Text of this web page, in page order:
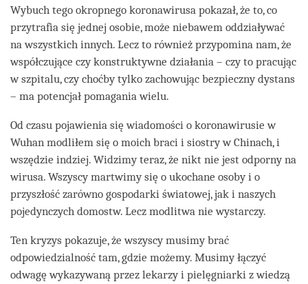
Wybuch tego okropnego koronawirusa pokazał, że to, co
przytrafia się jednej osobie, może niebawem oddziaływać
na wszystkich innych. Lecz to również przypomina nam, że
współczujące czy konstruktywne działania – czy to pracując
w szpitalu, czy choćby tylko zachowując bezpieczny dystans
– ma potencjał pomagania wielu.
Od czasu pojawienia się wiadomości o koronawirusie w
Wuhan modliłem się o moich braci i siostry w Chinach, i
wszędzie indziej. Widzimy teraz, że nikt nie jest odporny na
wirusa. Wszyscy martwimy się o ukochane osoby i o
przyszłość zarówno gospodarki światowej, jak i naszych
pojedynczych domostw. Lecz modlitwa nie wystarczy.
Ten kryzys pokazuje, że wszyscy musimy brać
odpowiedzialność tam, gdzie możemy. Musimy łączyć
odwagę wykazywaną przez lekarzy i pielęgniarki z wiedzą